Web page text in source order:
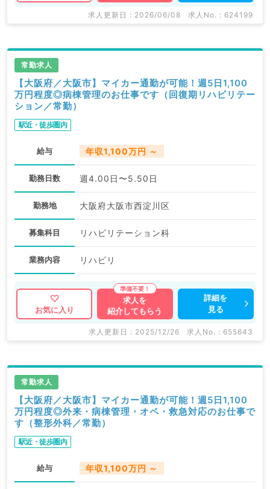
求人更新日 : 2026/06/08 求人No. : 624199
常勤求人
【大阪府／大阪市】マイカー通勤が可能！週5日1,100
万円程度◎病棟管理のお仕事です（回復期リハビリテー
ション／常勤）
駅近・徒歩圏内
給与 年収1,100万円 ～
勤務日数 週4.00日〜5.50日
勤務地 大阪府大阪市西淀川区
募集科目 リハビリテーション科
業務内容 リハビリ
お気に入り
求人を
紹介してもらう
詳細を
見る
求人更新日 : 2025/12/26 求人No. : 655643
常勤求人
【大阪府／大阪市】マイカー通勤が可能！週5日1,100
万円程度◎外来・病棟管理・オペ・救急対応のお仕事で
す（整形外科／常勤）
駅近・徒歩圏内
給与 年収1,100万円 ～